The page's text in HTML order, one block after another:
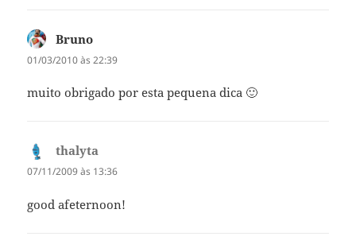
Bruno
01/03/2010 às 22:39
muito obrigado por esta pequena dica 🙂
thalyta
07/11/2009 às 13:36
good afeternoon!